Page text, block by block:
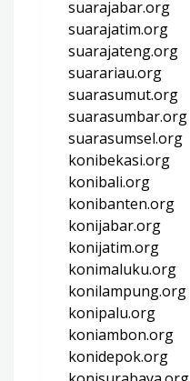
suarajabar.org
suarajatim.org
suarajateng.org
suarariau.org
suarasumut.org
suarasumbar.org
suarasumsel.org
konibekasi.org
konibali.org
konibanten.org
konijabar.org
konijatim.org
konimaluku.org
konilampung.org
konipalu.org
koniambon.org
konidepok.org